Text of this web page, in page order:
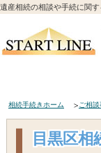
遺産相続の相談や手続に関
相続手続きホーム ご相談
目黒区相